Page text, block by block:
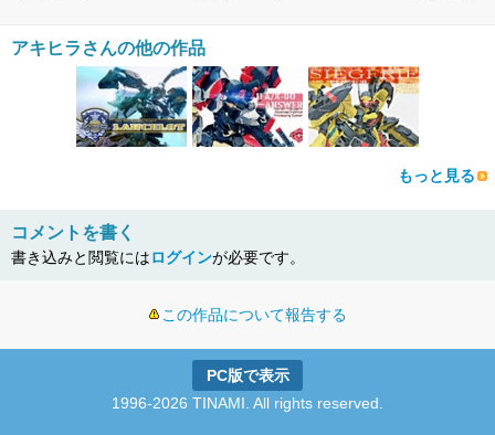
アキヒラさんの他の作品
もっと見る
コメントを書く
書き込みと閲覧にはログインが必要です。
この作品について報告する
PC版で表示
1996-2026 TINAMI. All rights reserved.